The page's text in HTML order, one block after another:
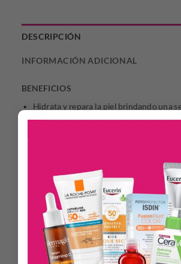
DESCRIPCIÓN
INFORMACIÓN ADICIONAL
BENEFICIOS
Hidrata y repara la piel brindando una
y frescura.
La vitamina E brinda un efecto
antiinflamatorio.
La vitamina A normaliza la piel seca y
causa de la exposición solar.
El lactato de mentilo otorga la